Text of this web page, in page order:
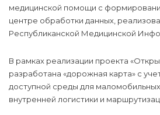
медицинской помощи с
центре обработки данных,
Республиканской Медицинской
В рамках реализации проекта
разработана «дорожная карта» с
доступной среды для
внутренней логистики и